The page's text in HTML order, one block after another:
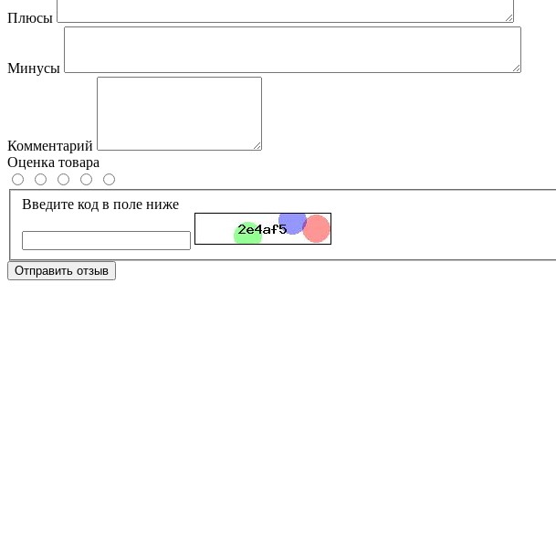
Плюсы
Минусы
Комментарий
Оценка товара
Введите код в поле ниже
Отправить отзыв